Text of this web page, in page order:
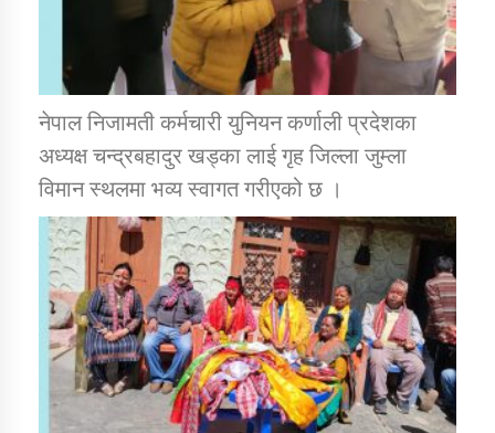
सामाजिक बिकास कार्यालय जुम्लाकाे सुचना
कार्यक्रम कार्यान्वयन एकाई जुम्लाको सुचना
नेपाल निजामती कर्मचारी युनियन कर्णाली प्रदेशका
अध्यक्ष चन्द्रबहादुर खड्का लाई गृह जिल्ला जुम्ला
विमान स्थलमा भव्य स्वागत गरीएको छ ।